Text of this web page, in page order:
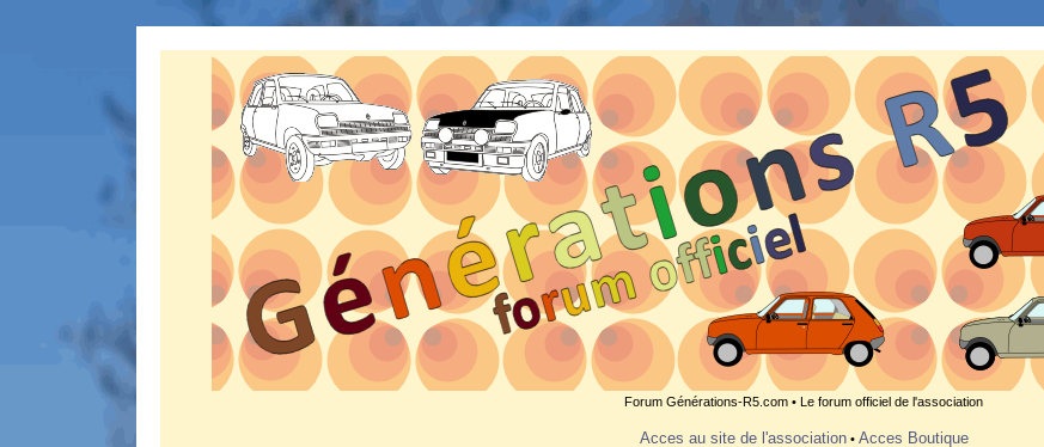
Forum Générations-R5.com • Le forum officiel de l'association
Acces au site de l'association• Acces Boutique